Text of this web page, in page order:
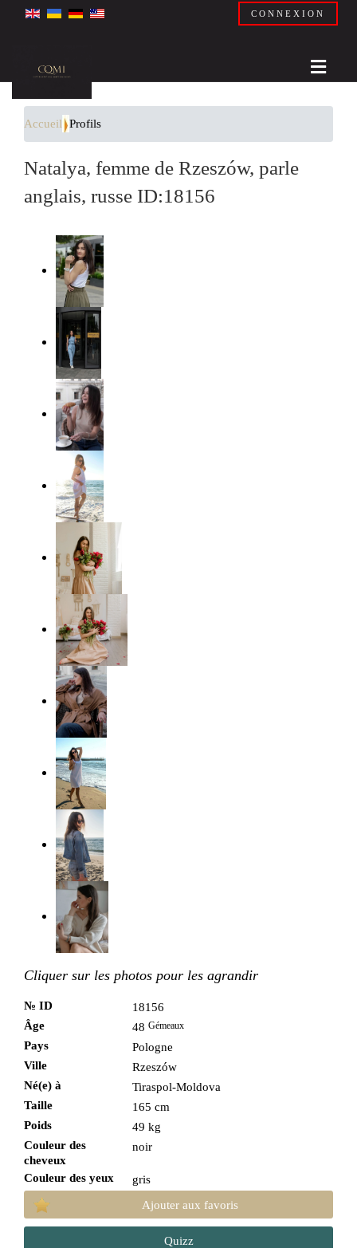
CONNEXION
Accueil Profils
Natalya, femme de Rzeszów, parle
anglais, russe ID:18156
Cliquer sur les photos pour les agrandir
№ ID
18156
Âge
48 Gémeaux
Pays
Pologne
Ville
Rzeszów
Né(e) à
Tiraspol-Moldova
Taille
165 cm
Poids
49 kg
Couleur des
cheveux
noir
Couleur des yeux
gris
Ajouter aux favoris
Quizz